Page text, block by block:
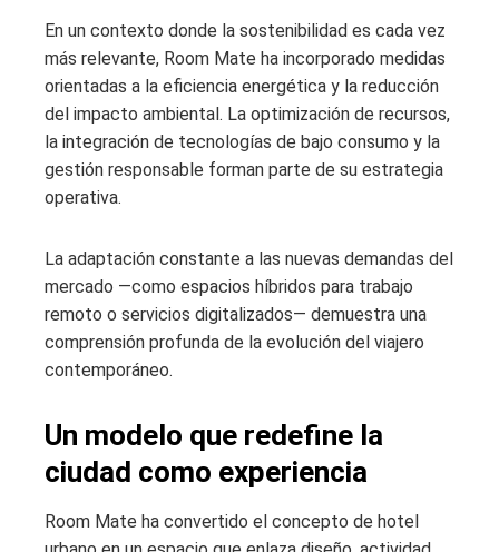
En un contexto donde la sostenibilidad es cada vez
más relevante, Room Mate ha incorporado medidas
orientadas a la eficiencia energética y la reducción
del impacto ambiental. La optimización de recursos,
la integración de tecnologías de bajo consumo y la
gestión responsable forman parte de su estrategia
operativa.
La adaptación constante a las nuevas demandas del
mercado —como espacios híbridos para trabajo
remoto o servicios digitalizados— demuestra una
comprensión profunda de la evolución del viajero
contemporáneo.
Un modelo que redefine la
ciudad como experiencia
Room Mate ha convertido el concepto de hotel